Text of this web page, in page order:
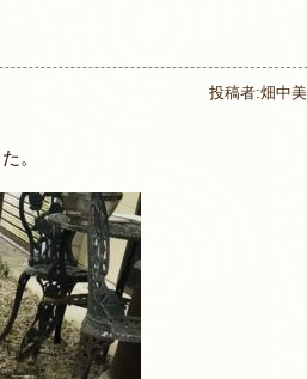
投稿者:畑中
。